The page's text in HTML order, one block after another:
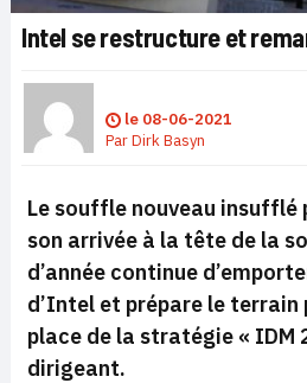
Intel se restructure et
le 08-06-2021
ParDirk Basyn
Le souffle nouveau insufflé
son arrivée à la tête de la
d’année continue
d’Intel et prépare le terrain
place de la stratégie « IDM
dirigeant.